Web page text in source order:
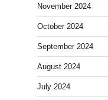
November 2024
October 2024
September 2024
August 2024
July 2024